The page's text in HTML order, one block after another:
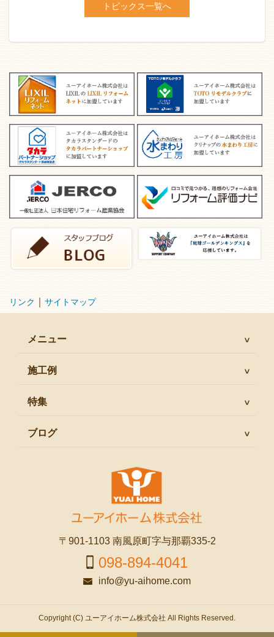
トピックス一覧へ
リンク サイトマップ
〒901-1103 南風原町字与那覇335-2
098-894-4041
info@yu-aihome.com
メニュー
施工例
特集
ブログ
Copyright (C) ユーアイホーム株式会社 All Rights Reserved.